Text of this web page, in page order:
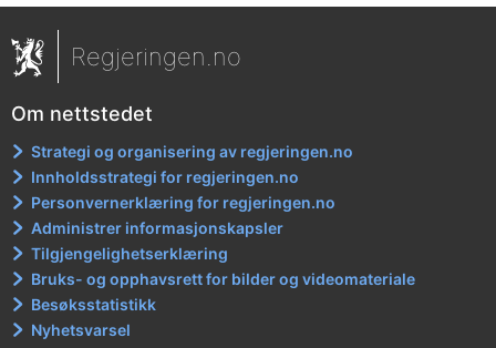
Regjeringen.no
Om nettstedet
Strategi og organisering av regjeringen.no
Innholdsstrategi for regjeringen.no
Personvernerklæring for regjeringen.no
Administrer informasjonskapsler
Tilgjengelighetserklæring
Bruks- og opphavsrett for bilder og videomateriale
Besøksstatistikk
Nyhetsvarsel